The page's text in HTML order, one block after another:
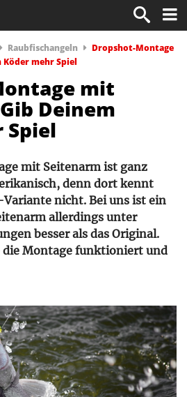
Raubfischangeln
Dropshot-Montage
mehr Spiel
mit
Deinem
Spiel
mit Seitenarm ist ganz
denn dort kennt
nicht. Bei uns ist ein
allerdings unter
besser als das Original.
die Montage funktioniert und